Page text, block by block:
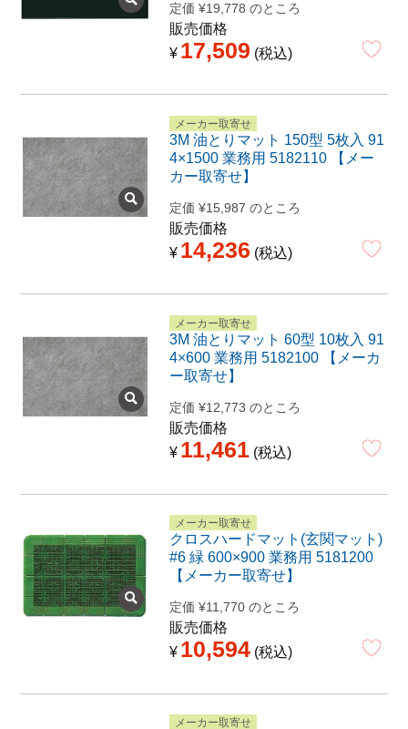
定価 ¥19,778 のところ
販売価格
¥ 17,509 税込
メーカー取寄せ
3M 油とりマット 150型 5枚入 91
4×1500 業務用 5182110 【メー
カー取寄せ】
定価 ¥15,987 のところ
販売価格
¥ 14,236 税込
メーカー取寄せ
3M 油とりマット 60型 10枚入 91
4×600 業務用 5182100 【メーカ
ー取寄せ】
定価 ¥12,773 のところ
販売価格
¥ 11,461 税込
メーカー取寄せ
クロスハードマット(玄関マット)
#6 緑 600×900 業務用 5181200
【メーカー取寄せ】
定価 ¥11,770 のところ
販売価格
¥ 10,594 税込
メーカー取寄せ